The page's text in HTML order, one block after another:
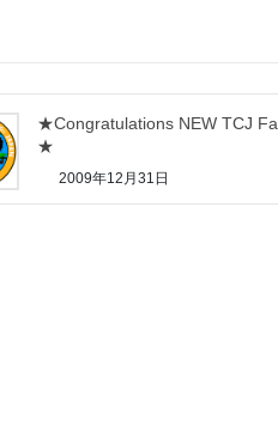
★Congratulations NEW TCJ
★
2009年12月31日